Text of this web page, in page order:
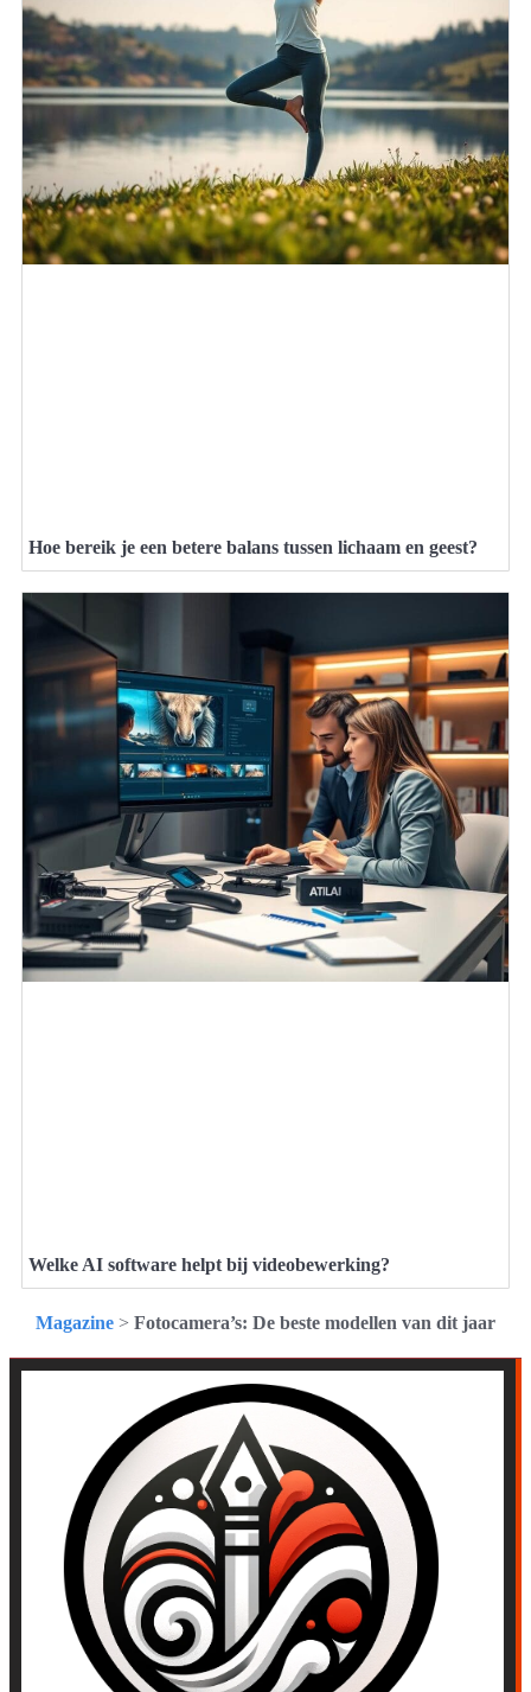
Hoe bereik je een betere balans tussen lichaam en geest?
Welke AI software helpt bij videobewerking?
Magazine > Fotocamera’s: De beste modellen van dit jaar